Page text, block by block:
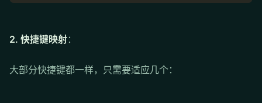
2. 快捷键映射：
大部分快捷键都一样，只需要适应几个：